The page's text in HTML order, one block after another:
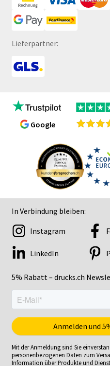
Lieferpartner:
Google
In Verbindung bleiben:
5% Rabatt – drucks.ch
Instagram
LinkedIn
Mit der Anmeldung sind Sie
personenbezogenen Daten zum
Information über Produkte und